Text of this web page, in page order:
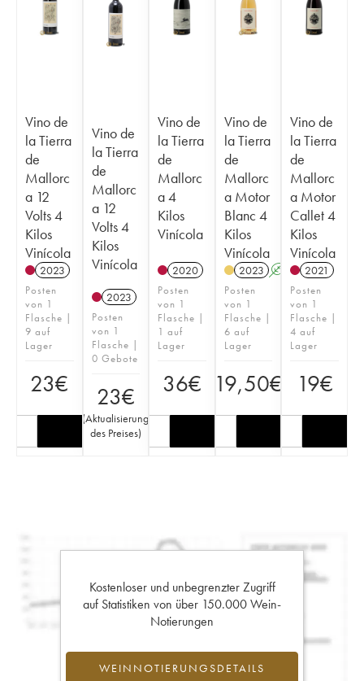
Vino de
la Tierra
de
Mallorc
a 12
Volts 4
Kilos
Vinícola
2023
Posten
von 1
Flasche |
9 auf
Lager
23€
Vino de
la Tierra
de
Mallorc
a 12
Volts 4
Kilos
Vinícola
2023
Posten
von 1
Flasche |
0 Gebote
23€
(Aktualisierung
des Preises)
Vino de
la Tierra
de
Mallorc
a 4
Kilos
Vinícola
2020
Posten
von 1
Flasche |
1 auf
Lager
36€
Vino de
la Tierra
de
Mallorc
a Motor
Blanc 4
Kilos
Vinícola
2023 A
Posten
von 1
Flasche |
6 auf
Lager
19,50€
Vino de
la Tierra
de
Mallorc
a Motor
Callet 4
Kilos
Vinícola
2021
Posten
von 1
Flasche |
4 auf
Lager
19€
Kostenloser und unbegrenzter Zugriff
auf Statistiken von über 150.000 Wein-
Notierungen
WEINNOTIERUNGSDETAILS